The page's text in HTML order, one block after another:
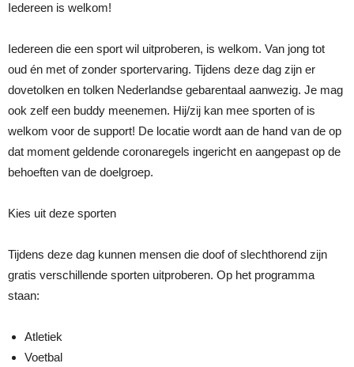
Iedereen is welkom!
Iedereen die een sport wil uitproberen, is welkom. Van jong tot
oud én met of zonder sportervaring. Tijdens deze dag zijn er
dovetolken en tolken Nederlandse gebarentaal aanwezig. Je mag
ook zelf een buddy meenemen. Hij/zij kan mee sporten of is
welkom voor de support! De locatie wordt aan de hand van de op
dat moment geldende coronaregels ingericht en aangepast op de
behoeften van de doelgroep.
Kies uit deze sporten
Tijdens deze dag kunnen mensen die doof of slechthorend zijn
gratis verschillende sporten uitproberen. Op het programma
staan:
Atletiek
Voetbal